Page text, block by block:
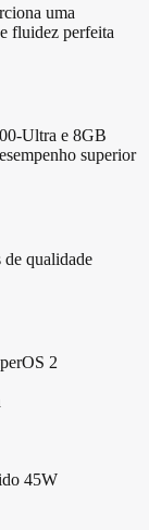
uma
fluidez perfeita
Ultra e 8GB
superior
qualidade
2
45W